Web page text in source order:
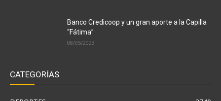
Banco Credicoop y un gran aporte a la Capilla
“Fátima”
08/05/2023
CATEGORÍAS